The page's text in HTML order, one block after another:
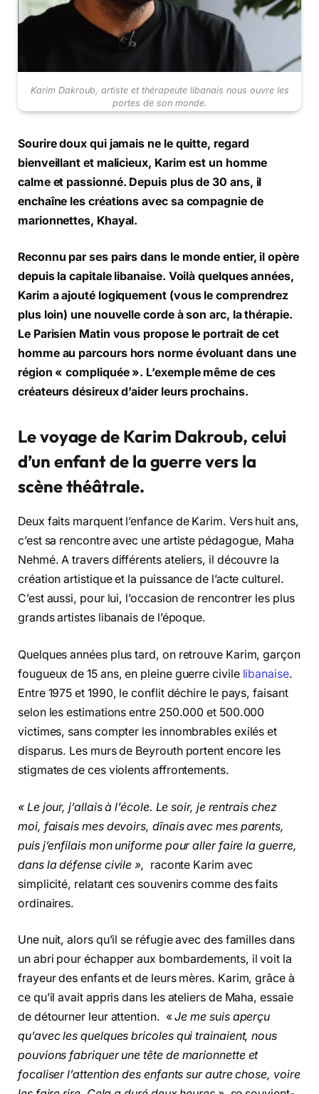
Karim Dakroub, artiste et thérapeute libanais nous ouvre les
portes de son monde.
Sourire doux qui jamais ne le quitte, regard
bienveillant et malicieux, Karim est un homme
calme et passionné. Depuis plus de 30 ans, il
enchaîne les créations avec sa compagnie de
marionnettes, Khayal.
Reconnu par ses pairs dans le monde entier, il opère
depuis la capitale libanaise. Voilà quelques années,
Karim a ajouté logiquement (vous le comprendrez
plus loin) une nouvelle corde à son arc, la thérapie.
Le Parisien Matin vous propose le portrait de cet
homme au parcours hors norme évoluant dans une
région « compliquée ». L’exemple même de ces
créateurs désireux d’aider leurs prochains.
Le voyage de Karim Dakroub, celui
d’un enfant de la guerre vers la
scène théâtrale.
Deux faits marquent l’enfance de Karim. Vers huit ans,
c’est sa rencontre avec une artiste pédagogue, Maha
Nehmé. A travers différents ateliers, il découvre la
création artistique et la puissance de l’acte culturel.
C’est aussi, pour lui, l’occasion de rencontrer les plus
grands artistes libanais de l’époque.
Quelques années plus tard, on retrouve Karim, garçon
fougueux de 15 ans, en pleine guerre civile libanaise.
Entre 1975 et 1990, le conflit déchire le pays, faisant
selon les estimations entre 250.000 et 500.000
victimes, sans compter les innombrables exilés et
disparus. Les murs de Beyrouth portent encore les
stigmates de ces violents affrontements.
« Le jour, j’allais à l’école. Le soir, je rentrais chez
moi, faisais mes devoirs, dînais avec mes parents,
puis j’enfilais mon uniforme pour aller faire la guerre,
dans la défense civile », raconte Karim avec
simplicité, relatant ces souvenirs comme des faits
ordinaires.
Une nuit, alors qu’il se réfugie avec des familles dans
un abri pour échapper aux bombardements, il voit la
frayeur des enfants et de leurs mères. Karim, grâce à
ce qu’il avait appris dans les ateliers de Maha, essaie
de détourner leur attention. «Je me suis aperçu
qu’avec les quelques bricoles qui trainaient, nous
pouvions fabriquer une tête de marionnette et
focaliser l’attention des enfants sur autre chose, voire